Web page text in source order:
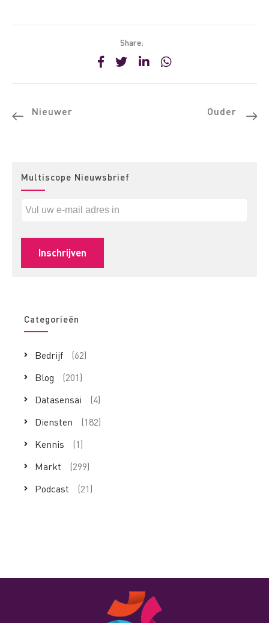
Share:
Nieuwer Ouder
Multiscope Nieuwsbrief
Categorieën
Bedrijf
(62)
Blog
(201)
Datasensai
(4)
Diensten
(182)
Kennis
(1)
Markt
(299)
Podcast
(21)